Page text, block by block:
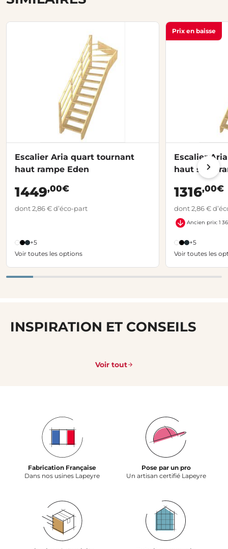
Escalier Aria quart tournant
haut rampe Eden
1449,00€
dont 2,86 € d’éco-part
+5
Voir toutes les options
Prix en baisse
Escalier
haut sans
1316,00€
dont 2,86 €
Ancien prix: 1
+5
Voir toutes les
INSPIRATION ET CONSEILS
Voir tout
Fabrication Française
Dans nos usines Lapeyre
Pose par un pro
Un artisan certifié Lapeyre